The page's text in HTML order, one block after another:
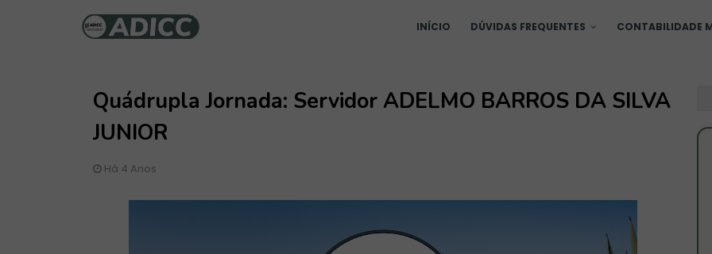
INÍCIO DÚVIDAS FREQUENTES CONTABILIDADE
Quádrupla Jornada: Servidor ADELMO BARROS DA SILVA
JUNIOR
Há 4 Anos